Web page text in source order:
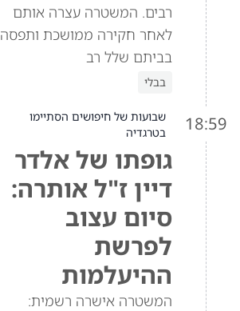
רבים. המשטרה עצרה אותם
לאחר חקירה ממושכת ותפסה
בביתם שלל רב
בבלי
18:59
שבועות של חיפושים הסתיימו
בטרגדיה
גופתו של אלדר
דיין ז"ל אותרה:
סיום עצוב
לפרשת
ההיעלמות
המשטרה אישרה רשמית: